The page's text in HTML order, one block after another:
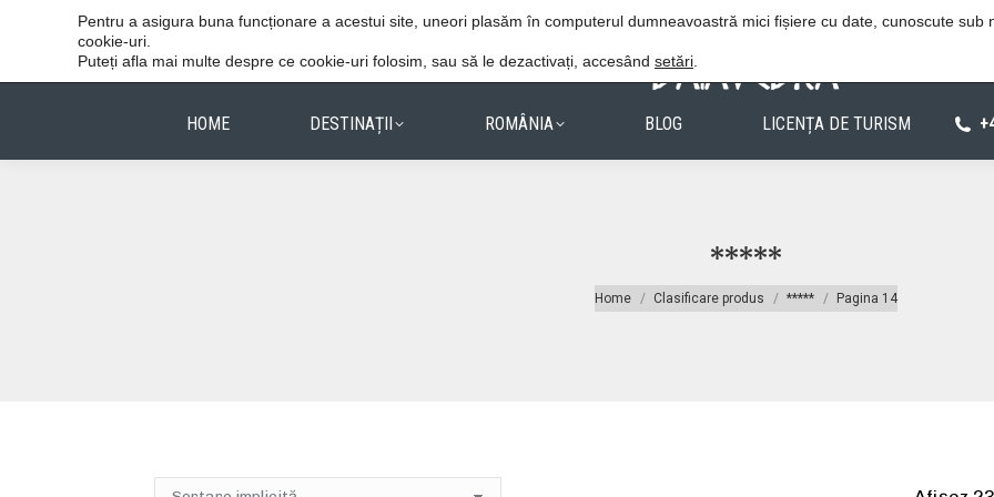
Vacanțele reușite stau în detalii. Procedura de rezervare Politica de
HOME DESTINAȚII ROMÂNIA BLOG LICENȚA DE TURISM
*****
You are here:
Home Clasificare produs ***** Pagina 14
Pentru a asigura buna funcționare a acestui site, uneori plasăm în computerul dumneavoastră mici fișiere cu date, cunoscute sub
cookie-uri.
Puteți afla mai multe despre ce cookie-uri folosim, sau să le dezactivați, accesând setări